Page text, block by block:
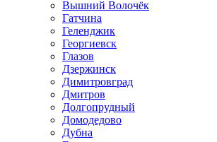
Вышний Волочёк
Гатчина
Геленджик
Георгиевск
Глазов
Дзержинск
Димитровград
Дмитров
Долгопрудный
Домодедово
Дубна